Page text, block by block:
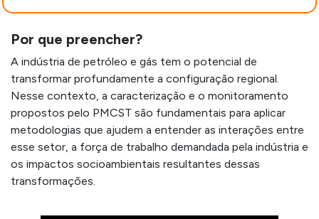
Por que preencher?
A indústria de petróleo e gás tem o potencial de
transformar profundamente a configuração regional.
Nesse contexto, a caracterização e o monitoramento
propostos pelo PMCST são fundamentais para aplicar
metodologias que ajudem a entender as interações entre
esse setor, a força de trabalho demandada pela indústria e
os impactos socioambientais resultantes dessas
transformações.